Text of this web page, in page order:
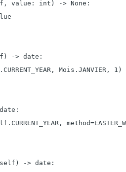
value: int) -> None:
-> date:
Mois.JANVIER, 1)
-> date: